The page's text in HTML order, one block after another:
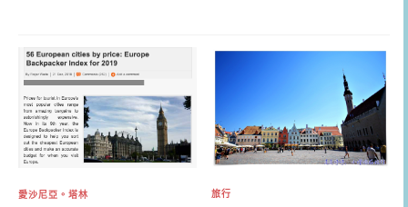
愛沙尼亞。塔林 旅行